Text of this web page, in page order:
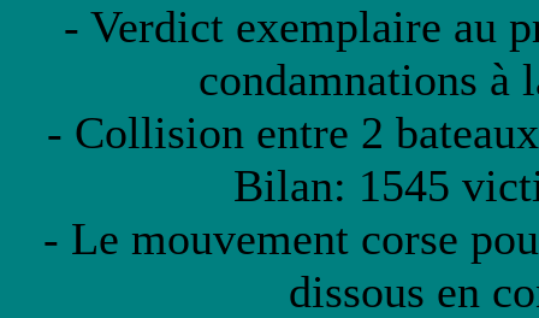
- Verdict exemplaire au
condamnations à
- Collision entre 2
Bilan: 1545
- Le mouvement corse
dissous en